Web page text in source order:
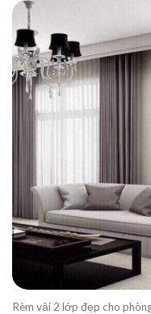
Rèm vải 2 lớp đẹp cho